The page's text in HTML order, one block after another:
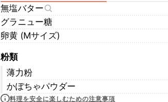
無塩バター
グラニュー糖
卵黄 (Mサイズ)
粉類
薄力粉
かぼちゃパウダー
料理を安全に楽しむための注意事項